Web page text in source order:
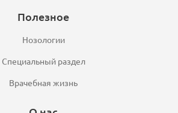
Полезное
Нозологии
Специальный раздел
Врачебная жизнь